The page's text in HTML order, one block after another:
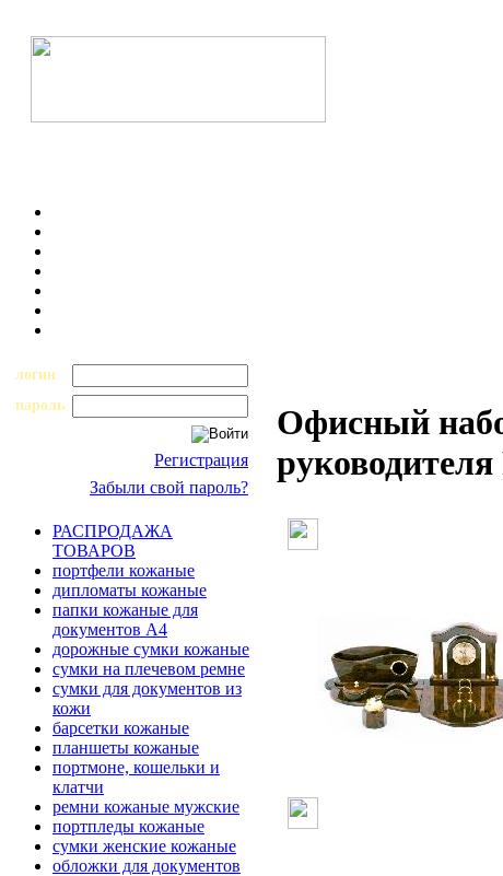
логин
пароль
Регистрация
Забыли свой пароль?
РАСПРОДАЖА
ТОВАРОВ
портфели кожаные
дипломаты кожаные
папки кожаные для
документов А4
дорожные сумки кожаные
сумки на плечевом ремне
сумки для документов из
кожи
барсетки кожаные
планшеты кожаные
портмоне, кошельки и
клатчи
ремни кожаные мужские
портпледы кожаные
сумки женские кожаные
обложки для документов
Офисный